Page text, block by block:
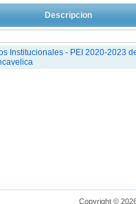
Descripcion
Institucionales - PEI 2020-2023
Copyright ©